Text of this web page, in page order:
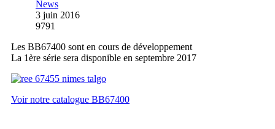
News
3 juin 2016
9791
Les BB67400 sont en cours de développement
La 1ère série sera disponible en septembre 2017
Voir notre catalogue BB67400